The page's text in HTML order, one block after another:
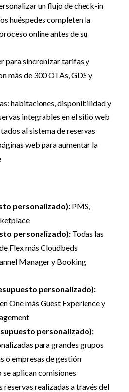
un flujo de check-in
huéspedes completen la
online antes de su
para sincronizar tarifas y
más de 300 OTAs, GDS y
habitaciones, disponibilidad y
integrables en el sitio web
al sistema de reservas
web para aumentar la
personalizado): PMS,
personalizado): Todas las
Flex más Cloudbeds
Manager y Booking
personalizado):
One más Guest Experience y
personalizado):
para grandes grupos
o empresas de gestión
se aplican comisiones
reservas realizadas a través del